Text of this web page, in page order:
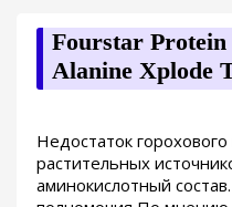
Fourstar
Alanine Xplode
Недостаток
растительных
аминокислотный